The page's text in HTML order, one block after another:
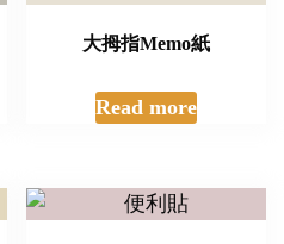
大拇指Memo紙
Read more